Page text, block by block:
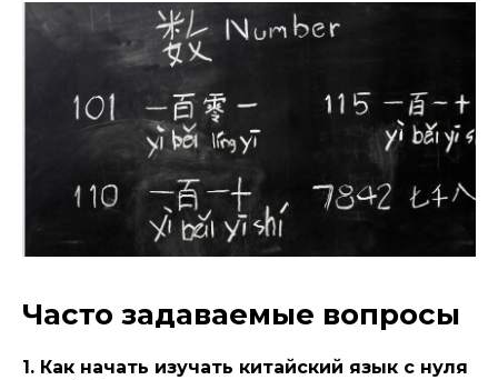
Часто задаваемые вопросы
1. Как начать изучать китайский язык с нуля